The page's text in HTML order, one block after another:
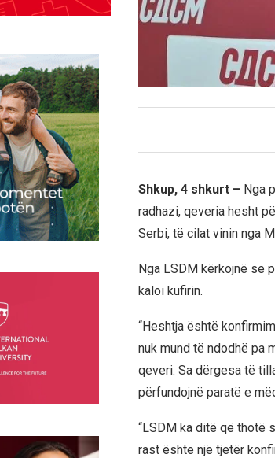
Shkup, 4 shkurt – Nga
radhazi, qeveria hesht
Serbi, të cilat vinin nga
Nga LSDM kërkojnë se
kaloi kufirin.
“Heshtja është
nuk mund të ndodhë pa
qeveri. Sa dërgesa të
përfundojnë paratë e
“LSDM ka ditë që thotë
rast është një tjetër